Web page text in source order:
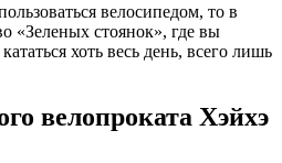
велосипедом, то в
«Зеленых стоянок», где вы
хоть весь день, всего лишь
велопроката Хэйхэ